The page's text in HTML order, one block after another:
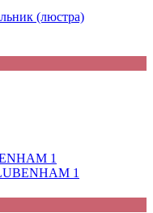
(люстра)
1